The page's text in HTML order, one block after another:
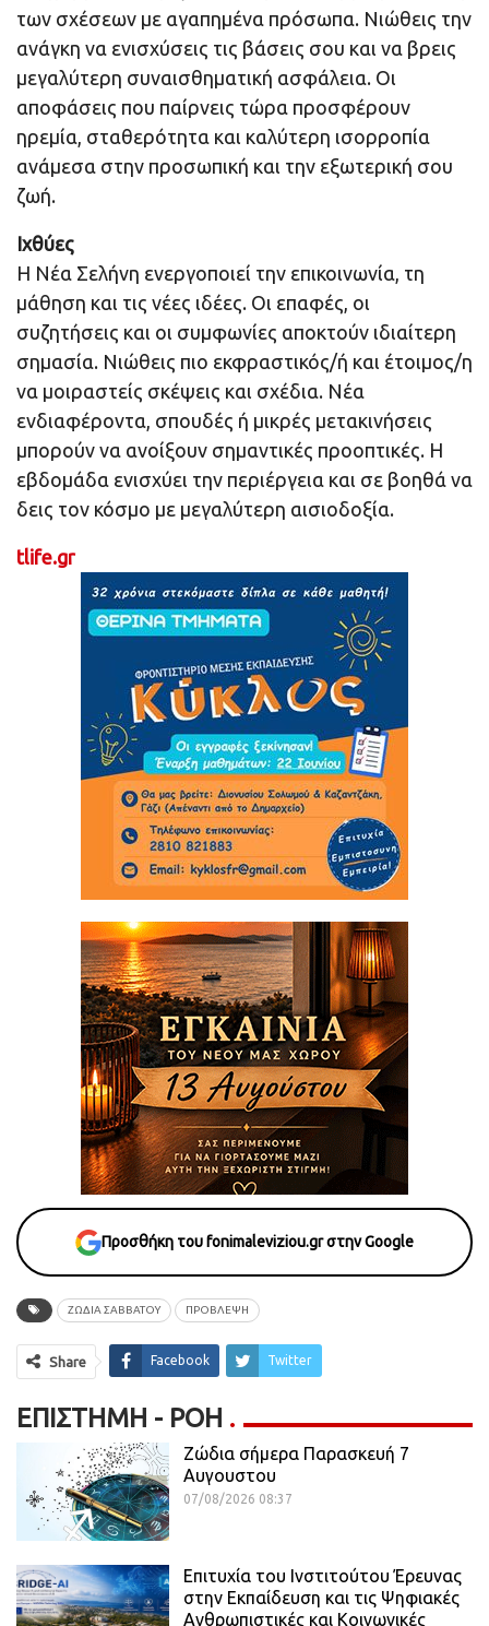
των σχέσεων με αγαπημένα πρόσωπα. Νιώθεις την
ανάγκη να ενισχύσεις τις βάσεις σου και να βρεις
μεγαλύτερη συναισθηματική ασφάλεια. Οι
αποφάσεις που παίρνεις τώρα προσφέρουν
ηρεμία, σταθερότητα και καλύτερη ισορροπία
ανάμεσα στην προσωπική και την εξωτερική σου
ζωή.
Ιχθύες
Η Νέα Σελήνη ενεργοποιεί την επικοινωνία, τη
μάθηση και τις νέες ιδέες. Οι επαφές, οι
συζητήσεις και οι συμφωνίες αποκτούν ιδιαίτερη
σημασία. Νιώθεις πιο εκφραστικός/ή και έτοιμος/η
να μοιραστείς σκέψεις και σχέδια. Νέα
ενδιαφέροντα, σπουδές ή μικρές μετακινήσεις
μπορούν να ανοίξουν σημαντικές προοπτικές. Η
εβδομάδα ενισχύει την περιέργεια και σε βοηθά να
δεις τον κόσμο με μεγαλύτερη αισιοδοξία.
tlife.gr
Προσθήκη του fonimaleviziou.gr στην Google
ΖΩΔΙΑ ΣΑΒΒΑΤΟΥ ΠΡΟΒΛΕΨΗ
Share Facebook Twitter
ΕΠΙΣΤΉΜΗ - ΡΟΗ
Ζώδια σήμερα Παρασκευή 7
Αυγουστου
07/08/2026 08:37
Επιτυχία του Ινστιτούτου Έρευνας
στην Εκπαίδευση και τις Ψηφιακές
Ανθρωπιστικές και Κοινωνικές